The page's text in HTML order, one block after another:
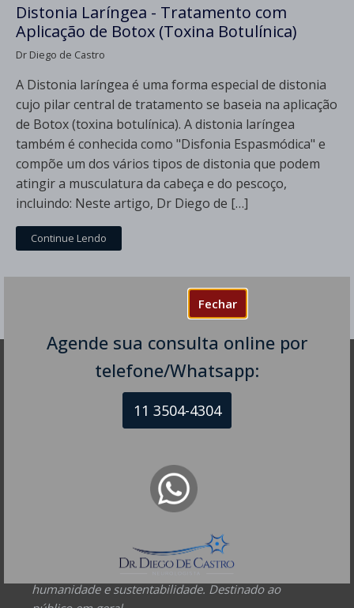
Fechar
Agende sua consulta online por
telefone/Whatsapp:
11 3504-4304
Distonia Laríngea - Tratamento com
Aplicação de Botox (Toxina Botulínica)
Dr Diego de Castro
A Distonia laríngea é uma forma especial de distonia
cujo pilar central de tratamento se baseia na aplicação
de Botox (toxina botulínica). A distonia laríngea
também é conhecida como "Disfonia Espasmódica" e
compõe um dos vários tipos de distonia que podem
atingir a musculatura da cabeça e do pescoço,
incluindo: Neste artigo, Dr Diego de […]
Continue Lendo
DR DIEGO DE CASTRO
Dr. Diego de Castro dos Santos
Diretor Clínico Autor e Responsável Técnico pelo Site
Prover Soluções cada vez mais
completas de forma facilitada para a gestão da saúde
e o bem-estar das pessoas, com excelência,
humanidade e sustentabilidade. Destinado ao